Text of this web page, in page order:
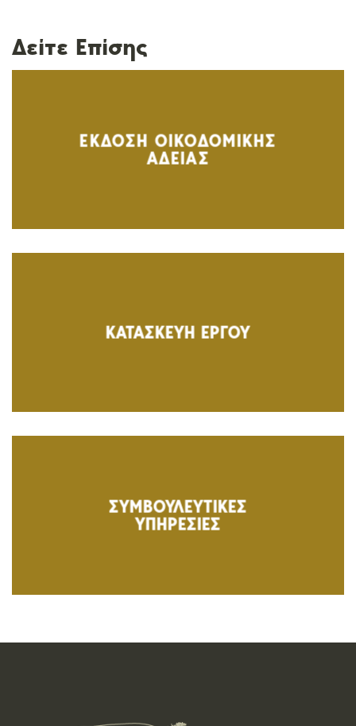
Δείτε Επίσης
ΕΚΔΟΣΗ ΟΙΚΟΔΟΜΙΚΗΣ
ΑΔΕΙΑΣ
ΚΑΤΑΣΚΕΥΗ ΕΡΓΟΥ
ΣΥΜΒΟΥΛΕΥΤΙΚΕΣ
ΥΠΗΡΕΣΙΕΣ